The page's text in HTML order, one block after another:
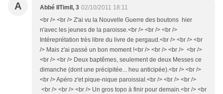
A Abbé IITimII, 3 02/10/2011 18:11
<br /> <br /> Z'ai vu la Nouvelle Guerre des boutons hier
n'avec les jeunes de la paroisse.<br /> <br /> <br />
Intéreprétation très libre du livre de pergaud.<br /> <br /> <br
/> Mais z'ai passé un bon moment !<br /> <br /> <br /> <br />
<br /> <br /> Deux baptêmes, seulement de deux Messes ce
dimanche (dont une précipitée... heu anticipée).<br /> <br />
<br /> Apéro z'et pique-nique paroissial.<br /> <br /> <br />
<br /> <br /> <br /> Un gros topo à finir pour demain.<br /> <br